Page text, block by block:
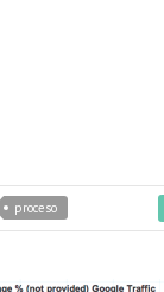
proceso